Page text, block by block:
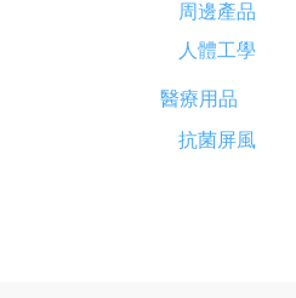
周邊產品
人體工學
醫療用品
抗菌屏風